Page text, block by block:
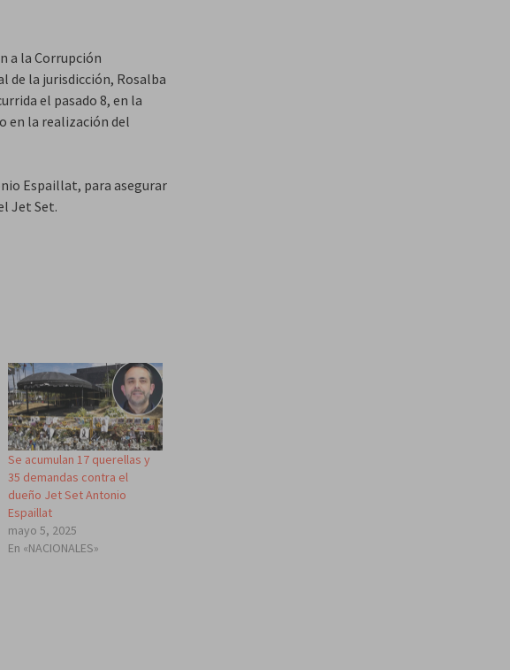
a la Corrupción
de la jurisdicción, Rosalba
el pasado 8, en la
en la realización del
Espaillat, para asegurar
Jet Set.
Se acumulan 17 querellas y
35 demandas contra el
dueño Jet Set Antonio
Espaillat
mayo 5, 2025
En «NACIONALES»